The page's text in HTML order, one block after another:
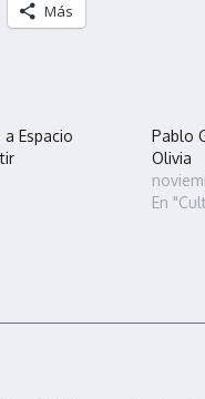
Más
Espacio
Pablo
Olivia
En